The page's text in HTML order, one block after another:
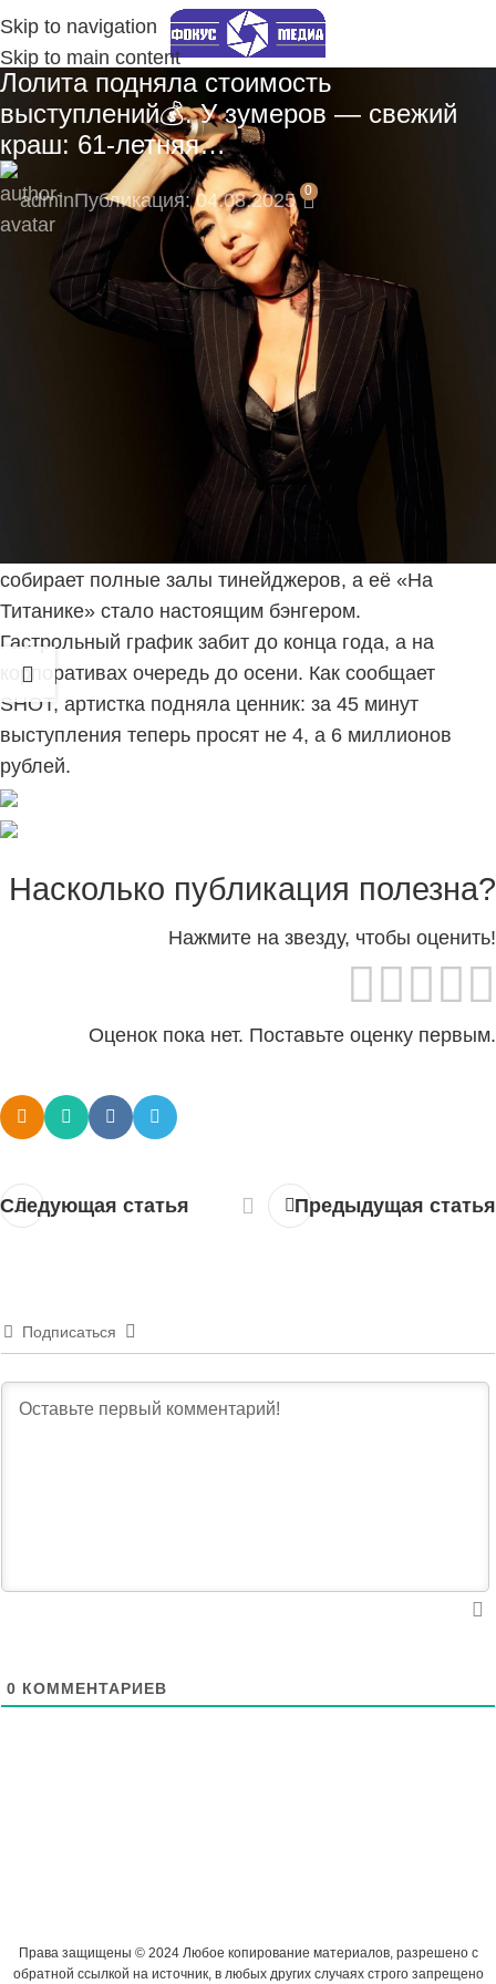
Skip to navigation
Skip to main content
Лолита подняла стоимость
выступлений💰. У зумеров — свежий
краш: 61-летняя…
adminПубликация: 04.08.2025 0
⚡ Будьте в числе первых подписчиков и
получите самые свежие новости!
Подпишитесь на наш Telegram-канал, там
моментальные уведомления:
Лолита подняла стоимость выступлений💰
У зумеров — свежий краш: 61-летняя Лолита теперь
собирает полные залы тинейджеров, а её «На
Титанике» стало настоящим бэнгером.
Гастрольный график забит до конца года, а на
корпоративах очередь до осени. Как сообщает
SHOT, артистка подняла ценник: за 45 минут
выступления теперь просят не 4, а 6 миллионов
рублей.
Насколько публикация полезна?
Нажмите на звезду, чтобы оценить!
Оценок пока нет. Поставьте оценку первым.
Следующая статья Предыдущая статья
Подписаться
0 КОММЕНТАРИЕВ
Права защищены © 2024 Любое копирование материалов, разрешено с
обратной ссылкой на источник, в любых других случаях строго запрещено